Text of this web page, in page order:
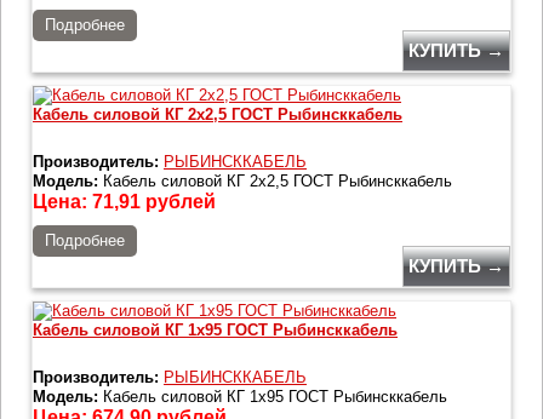
Подробнее
КУПИТЬ →
Кабель силовой КГ 2х2,5 ГОСТ Рыбинсккабель
Производитель: РЫБИНСККАБЕЛЬ
Модель: Кабель силовой КГ 2х2,5 ГОСТ Рыбинсккабель
Цена: 71,91 рублей
Подробнее
КУПИТЬ →
Кабель силовой КГ 1х95 ГОСТ Рыбинсккабель
Производитель: РЫБИНСККАБЕЛЬ
Модель: Кабель силовой КГ 1х95 ГОСТ Рыбинсккабель